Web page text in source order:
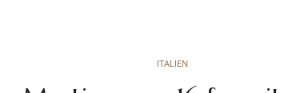
ITALIEN